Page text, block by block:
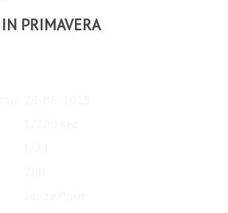
PRIMAVERA